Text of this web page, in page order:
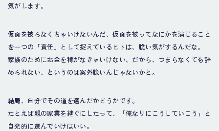
気がします。
仮面を被らなくちゃいけないんだ、仮面を被ってなにかを演じること
を一つの「責任」として捉えているヒトは、脆い気がするんだな。
家族のためにお金を稼がなきゃいけない、だから、つまらなくても辞
められない、というのは案外脆いんじゃないかと。
結局、自分でその道を選んだかどうかです。
たとえば親の家業を継ぐにしたって、「俺なりにこうしていこう」と
自発的に選んでいけはいい。